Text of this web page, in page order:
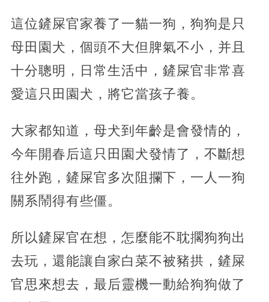
這位鏟屎官家養了一貓一狗，狗狗是只
母田園犬，個頭不大但脾氣不小，并且
十分聰明，日常生活中，鏟屎官非常喜
愛這只田園犬，將它當孩子養。
大家都知道，母犬到年齡是會發情的，
今年開春后這只田園犬發情了，不斷想
往外跑，鏟屎官多次阻攔下，一人一狗
關系鬧得有些僵。
所以鏟屎官在想，怎麼能不耽擱狗狗出
去玩，還能讓自家白菜不被豬拱，鏟屎
官思來想去，最后靈機一動給狗狗做了